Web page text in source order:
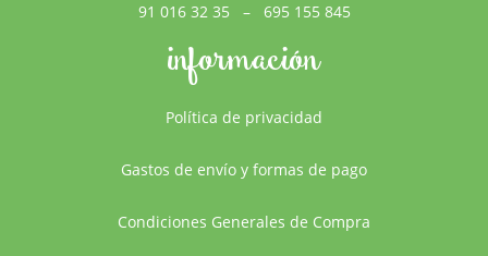
información
Política de privacidad
Gastos de envío y formas de pago
Condiciones Generales de Compra
91 016 32 35
– 695 155 845